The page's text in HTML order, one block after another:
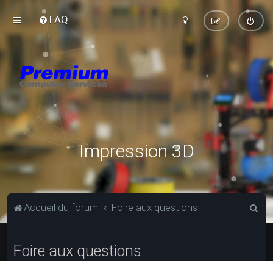
FAQ
Impression 3D
Accueil du forum Foire aux questions
Foire aux questions